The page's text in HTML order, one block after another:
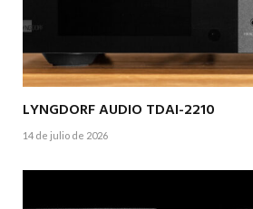
LYNGDORF AUDIO TDAI-2210
14 de julio de 2026